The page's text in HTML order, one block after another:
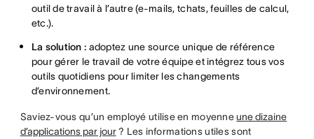
outil de travail à l’autre (e-mails, tchats, feuilles de calcul,
etc.).
La solution : adoptez une source unique de référence
pour gérer le travail de votre équipe et intégrez tous vos
outils quotidiens pour limiter les changements
d’environnement.
Saviez-vous qu’un employé utilise en moyenneune dizaine
d’applications par jour? Les informations utiles sont